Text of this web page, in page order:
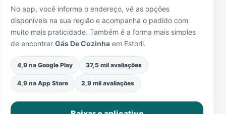
No app, você informa o endereço, vê as opções
disponíveis na sua região e acompanha o pedido com
muito mais praticidade. Também é a forma mais simples
de encontrar Gás De Cozinha em Estoril.
4,9 na Google Play 37,5 mil avaliações
4,9 na App Store 2,9 mil avaliações